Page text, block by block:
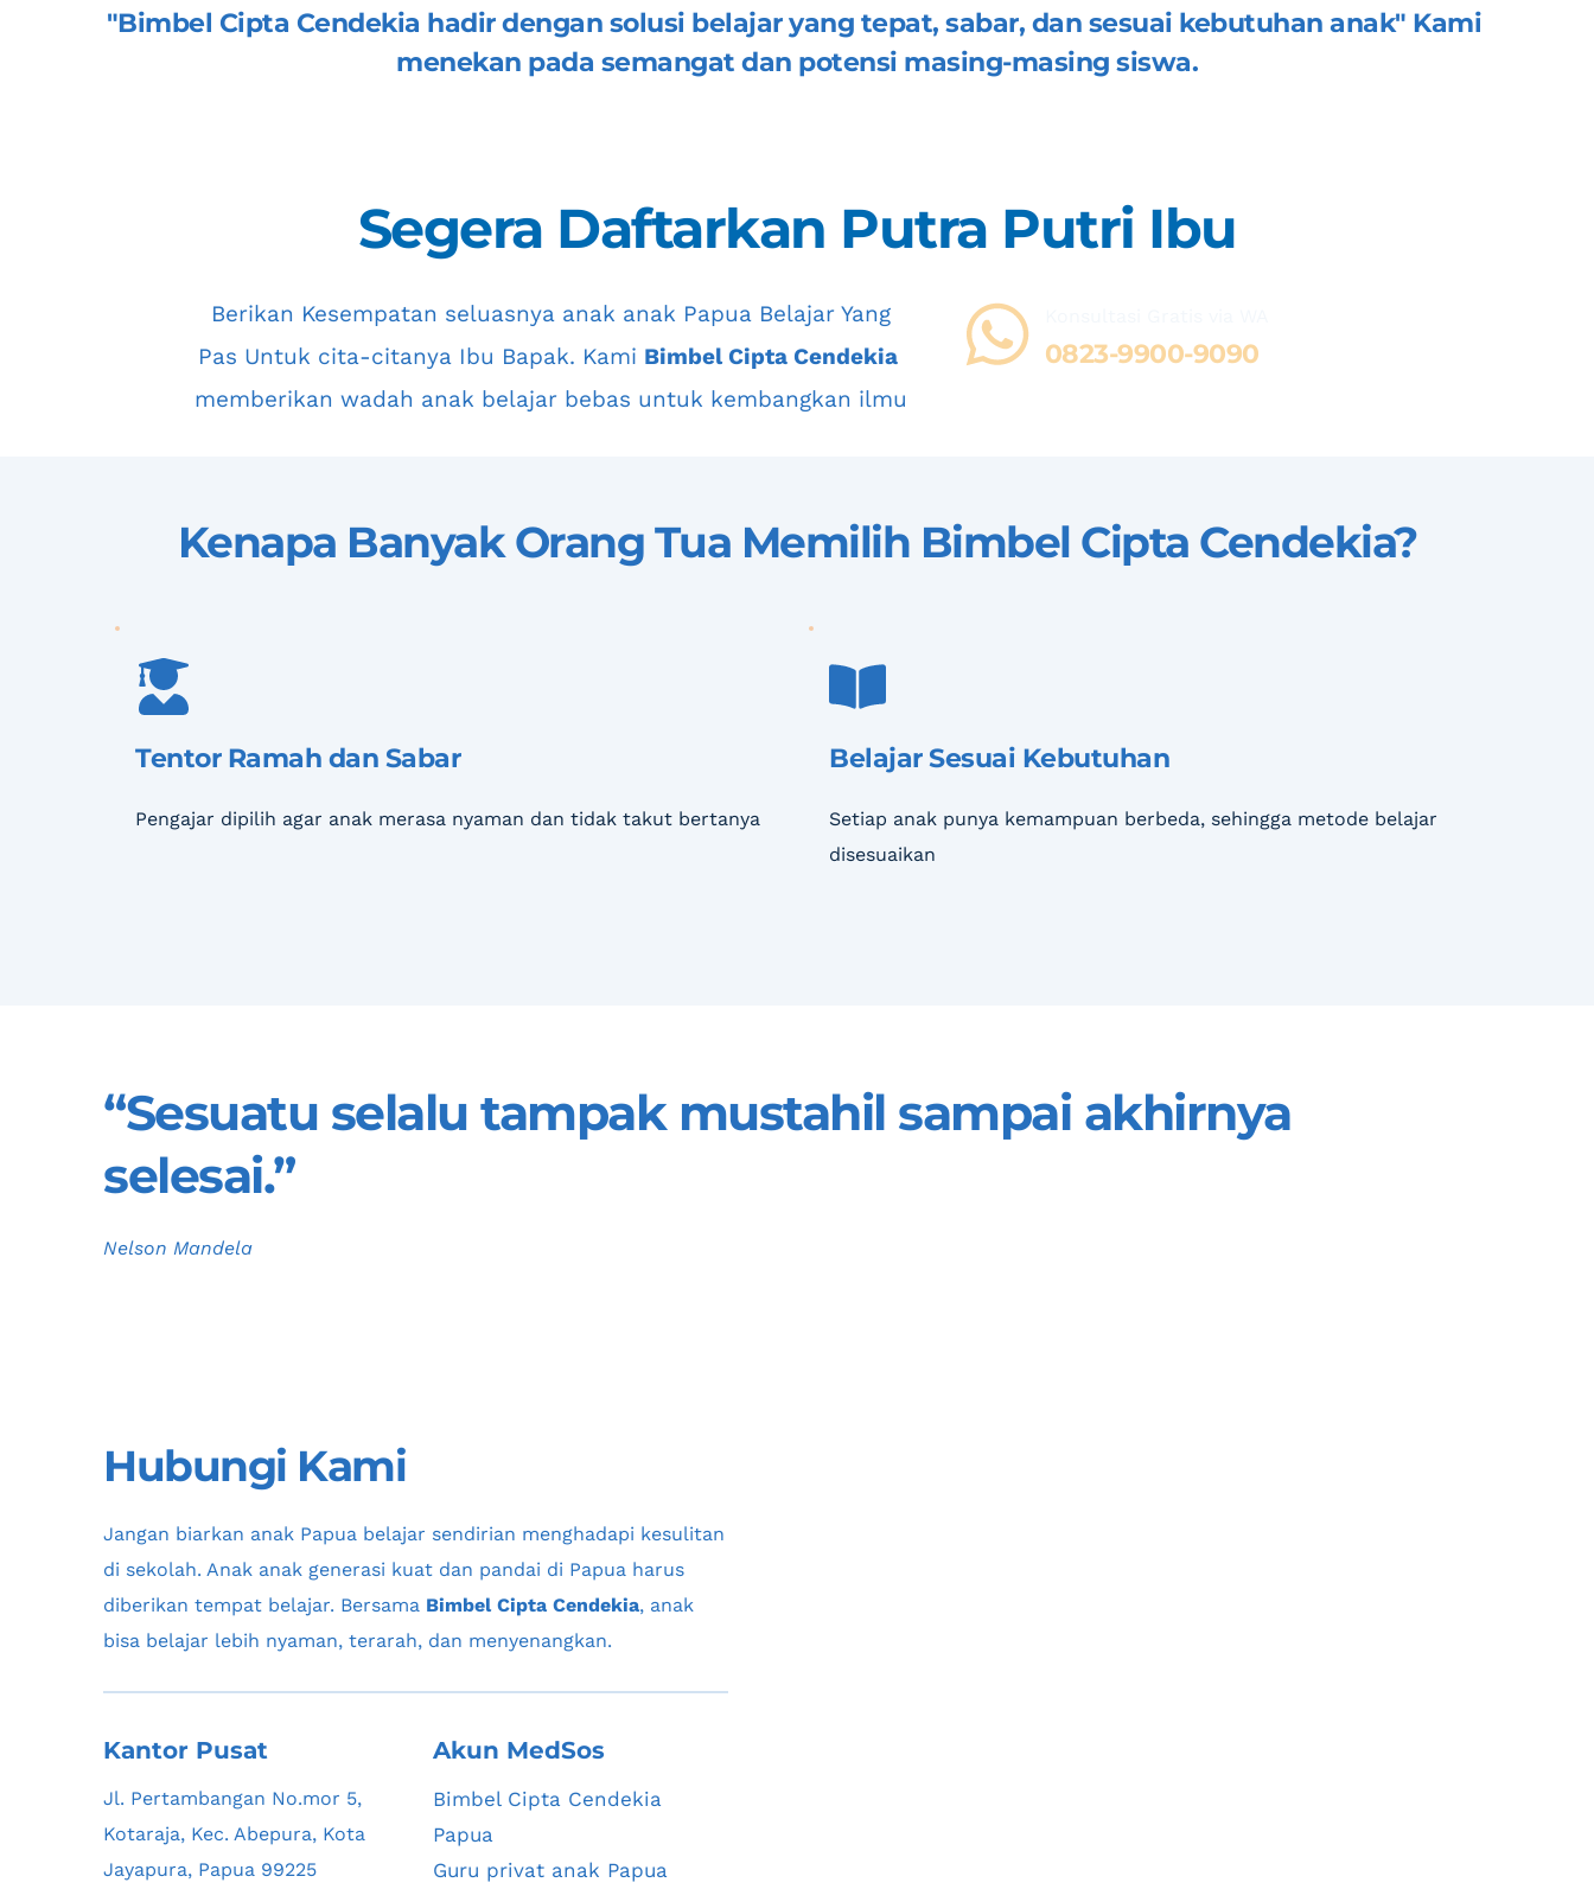
"Bimbel Cipta Cendekia hadir dengan solusi belajar yang tepat, sabar, dan sesuai kebutuhan anak" Kami
menekan pada semangat dan potensi masing-masing siswa.
Segera Daftarkan Putra Putri Ibu
Pas Untuk cita-citanya Ibu Bapak. Kami Bimbel Cipta Cendekia
memberikan wadah anak belajar bebas untuk kembangkan ilmu
0823-9900-9090
Kenapa Banyak Orang Tua Memilih Bimbel Cipta Cendekia?
Tentor Ramah dan Sabar
Pengajar dipilih agar anak merasa nyaman dan tidak takut bertanya
Belajar Sesuai Kebutuhan
Setiap anak punya kemampuan berbeda, sehingga metode belajar
disesuaikan
“Sesuatu selalu tampak mustahil sampai akhirnya
selesai.”
Nelson Mandela
Hubungi Kami
Jangan biarkan anak Papua belajar sendirian menghadapi kesulitan
di sekolah. Anak anak generasi kuat dan pandai di Papua harus
diberikan tempat belajar. Bersama Bimbel Cipta Cendekia, anak
bisa belajar lebih nyaman, terarah, dan menyenangkan.
Kantor Pusat
Jl. Pertambangan No.mor 5,
Kotaraja, Kec. Abepura, Kota
Jayapura, Papua 99225
Akun MedSos
Bimbel Cipta Cendekia
Papua
Guru privat anak Papua